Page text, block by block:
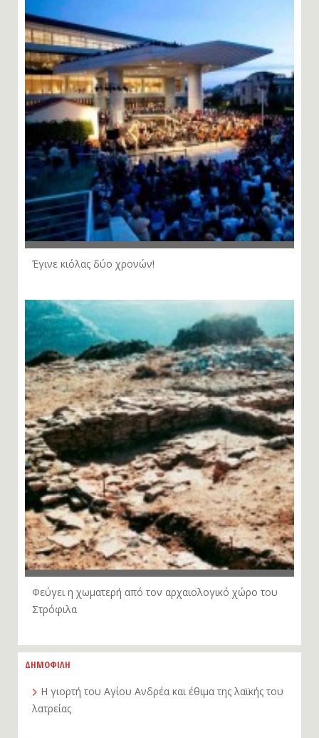
Έγινε κιόλας δύο χρονών!
Φεύγει η χωματερή από τον αρχαιολογικό χώρο του
Στρόφιλα
ΔΗΜΟΦΙΛΗ
Η γιορτή του Αγίου Ανδρέα και έθιμα της λαϊκής του
λατρείας